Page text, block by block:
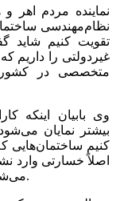
نماینده مردم اهر
نظام‌مهندسی
تقویت کنیم شاید
غیردولتی را داریم
متخصصی در کشور
وی بابیان اینکه
بیشتر نمایان
کنیم ساختمان‌هایی
اصلاً خسارتی وارد
می‌شود که طبق اصول مهندسی احداث نشده است.